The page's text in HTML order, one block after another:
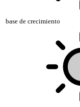
base de crecimiento